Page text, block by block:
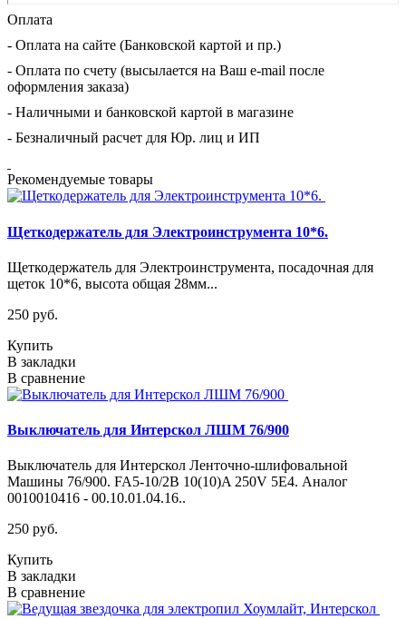
Оплата
- Оплата на сайте (Банковской картой и пр.)
- Оплата по счету (высылается на Ваш e-mail после
оформления заказа)
- Наличными и банковской картой в магазине
- Безналичный расчет для Юр. лиц и ИП
Рекомендуемые товары
Щеткодержатель для Электроинструмента 10*6.
Щеткодержатель для Электроинструмента, посадочная для
щеток 10*6, высота общая 28мм...
250 руб.
Купить
В закладки
В сравнение
Выключатель для Интерскол ЛШМ 76/900
Выключатель для Интерскол Ленточно-шлифовальной
Машины 76/900. FA5-10/2B 10(10)A 250V 5E4. Аналог
0010010416 - 00.10.01.04.16..
250 руб.
Купить
В закладки
В сравнение